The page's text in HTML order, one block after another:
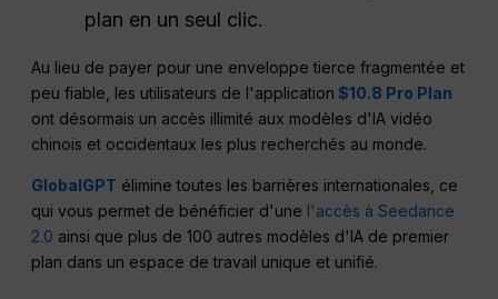
plan en un seul clic.
Au lieu de payer pour une enveloppe tierce fragmentée et
peu fiable, les utilisateurs de l'application $10.8 Pro Plan
ont désormais un accès illimité aux modèles d'IA vidéo
chinois et occidentaux les plus recherchés au monde.
GlobalGPT élimine toutes les barrières internationales, ce
qui vous permet de bénéficier d'une l'accès à Seedance
2.0 ainsi que plus de 100 autres modèles d'IA de premier
plan dans un espace de travail unique et unifié.